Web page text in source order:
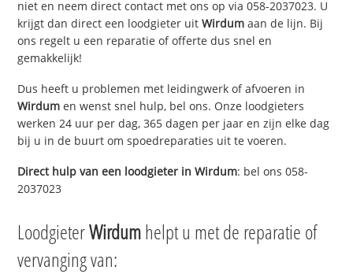
niet en neem direct contact met ons op via 058-2037023. U
krijgt dan direct een loodgieter uitWirdum aan de lijn. Bij
ons regelt u een reparatie of offerte dus snel en
gemakkelijk!
Dus heeft u problemen met leidingwerk of afvoeren in
Wirdum en wenst snel hulp, bel ons. Onze loodgieters
werken 24 uur per dag, 365 dagen per jaar en zijn elke dag
bij u in de buurt om spoedreparaties uit te voeren.
Direct hulp van een loodgieter inWirdum: bel ons 058-
2037023
LoodgieterWirdumhelpt u met de reparatie of
vervanging van: